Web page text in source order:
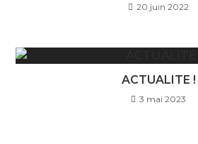
20 juin 2022
ACTUALITE !
3 mai 2023